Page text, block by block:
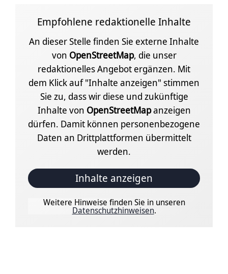
Empfohlene redaktionelle Inhalte
An dieser Stelle finden Sie externe Inhalte
von OpenStreetMap, die unser
redaktionelles Angebot ergänzen. Mit
dem Klick auf "Inhalte anzeigen" stimmen
Sie zu, dass wir diese und zukünftige
Inhalte von OpenStreetMapanzeigen
dürfen. Damit können personenbezogene
Daten an Drittplattformen übermittelt
werden.
Inhalte anzeigen
Weitere Hinweise finden Sie in unseren
Datenschutzhinweisen.